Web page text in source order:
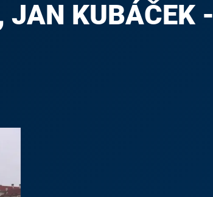
JAN KUBÁČEK -